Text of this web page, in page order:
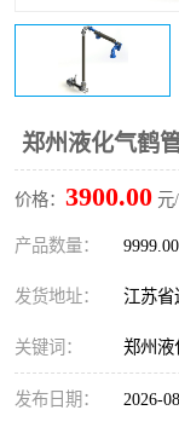
郑州液化气鹤
价格： 3900.00 元
产品数量：
发货地址： 江苏省
关键词： 郑州液
发布日期： 2026-